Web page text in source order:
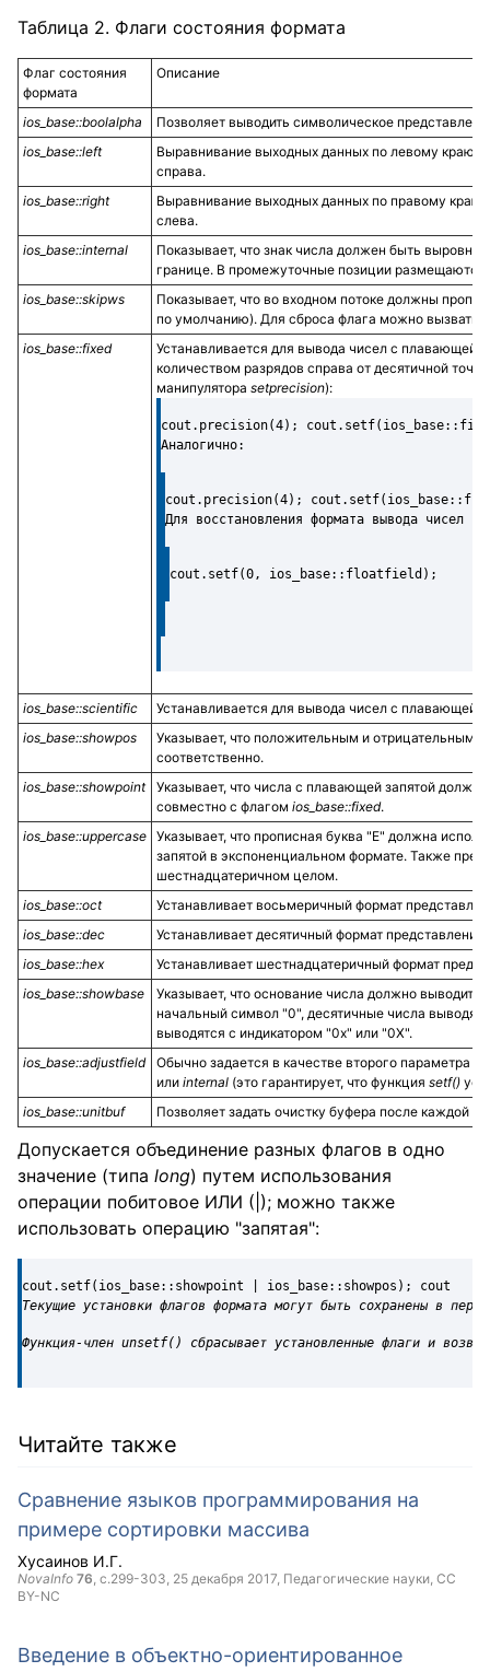
Таблица 2. Флаги состояния формата
Флаг состояния
формата
Описание
ios_base::boolalpha
Позволяет выводить символическое
ios_base::left
Выравнивание выходных данных по левому краю
справа.
ios_base::right
Выравнивание выходных данных по правому краю
слева.
ios_base::internal
Показывает, что знак числа должен быть
границе. В промежуточные позиции
ios_base::skipws
Показывает, что во входном потоке должны
по умолчанию). Для сброса флага можно вызвать
ios_base::fixed
Устанавливается для вывода чисел с плавающей
количеством разрядов справа от десятичной
манипулятора setprecision):
cout.precision(4);
Аналогично:
cout.precision(4);
Для восстановления формата вывода чисел
cout.setf(0, ios_base::floatfield);
ios_base::scientific
Устанавливается для вывода чисел с плавающей
ios_base::showpos
Указывает, что положительным и отрицательным
соответственно.
ios_base::showpoint
Указывает, что числа с плавающей запятой
совместно с флагом ios_base::fixed.
ios_base::uppercase Указывает, что прописная буква "E" должна
запятой в экспоненциальном формате. Также
шестнадцатеричном целом.
ios_base::oct
Устанавливает восьмеричный формат
ios_base::dec
Устанавливает десятичный формат
ios_base::hex
Устанавливает шестнадцатеричный формат
ios_base::showbase
Указывает, что основание числа должно
начальный символ "0", десятичные числа
выводятся с индикатором "0x" или "0X".
ios_base::adjustfield
Обычно задается в качестве второго параметра
или internal (это гарантирует, что функция setf()
ios_base::unitbuf
Позволяет задать очистку буфера после каждой
Допускается объединение разных флагов в одно
значение (типа long) путем использования
операции побитовое ИЛИ (|); можно также
использовать операцию "запятая":
cout.setf(ios_base::showpoint | ios_base::showpos); cout
Текущие установки флагов формата могут быть сохранены в
Функция-член unsetf() сбрасывает установленные флаги и
Читайте также
Сравнение языков программирования на
примере сортировки массива
Хусаинов И.Г.
NovaInfo 76, с.299-303, 25 декабря 2017, Педагогические науки, CC
BY-NC
Введение в объектно-ориентированное